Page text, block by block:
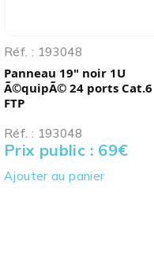
Réf. : 193048
Panneau 19" noir 1U
Ã©quipÃ© 24 ports Cat.6
FTP
Réf. : 193048
Prix public : 69€
Ajouter au panier